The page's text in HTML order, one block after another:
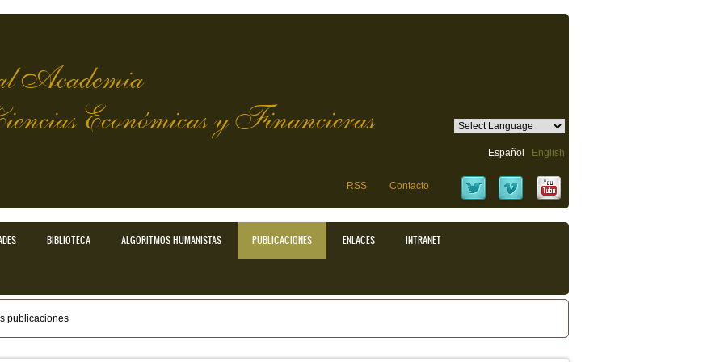
Academia
Económicas y Financieras
Español English
RSS Contacto
BIBLIOTECA ALGORITMOS HUMANISTAS PUBLICACIONES ENLACES INTRANET
publicaciones